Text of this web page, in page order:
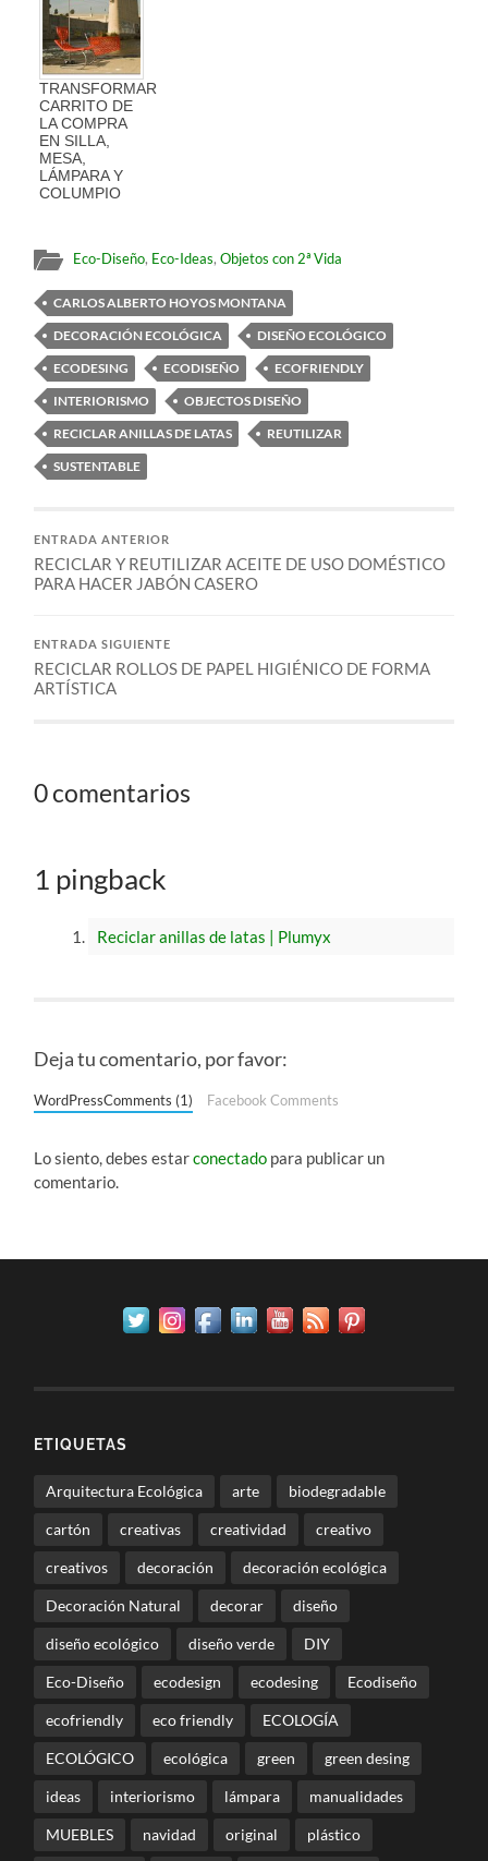
TRANSFORMAR
CARRITO DE
LA COMPRA
EN SILLA,
MESA,
LÁMPARA Y
COLUMPIO
Eco-Diseño, Eco-Ideas,Objetos con 2ª Vida
CARLOS ALBERTO HOYOS MONTANA
DECORACIÓN ECOLÓGICA
DISEÑO ECOLÓGICO
ECODESING
ECODISEÑO
ECOFRIENDLY
INTERIORISMO
OBJECTOS DISEÑO
RECICLAR ANILLAS DE LATAS
REUTILIZAR
SUSTENTABLE
ENTRADA ANTERIOR
RECICLAR Y REUTILIZAR ACEITE DE USO DOMÉSTICO
PARA HACER JABÓN CASERO
ENTRADA SIGUIENTE
RECICLAR ROLLOS DE PAPEL HIGIÉNICO DE FORMA
ARTÍSTICA
0 comentarios
1 pingback
Reciclar anillas de latas | Plumyx
Deja tu comentario, por favor:
WordPressComments (1) Facebook Comments
Lo siento, debes estarconectado para publicar un
comentario.
ETIQUETAS
Arquitectura Ecológica arte biodegradable
cartón creativas creatividad creativo
creativos decoración decoración ecológica
Decoración Natural decorar diseño
diseño ecológico diseño verde DIY
Eco-Diseño ecodesign ecodesing Ecodiseño
ecofriendly eco friendly ECOLOGÍA
ECOLÓGICO ecológica green green desing
ideas interiorismo lámpara manualidades
MUEBLES navidad original plástico